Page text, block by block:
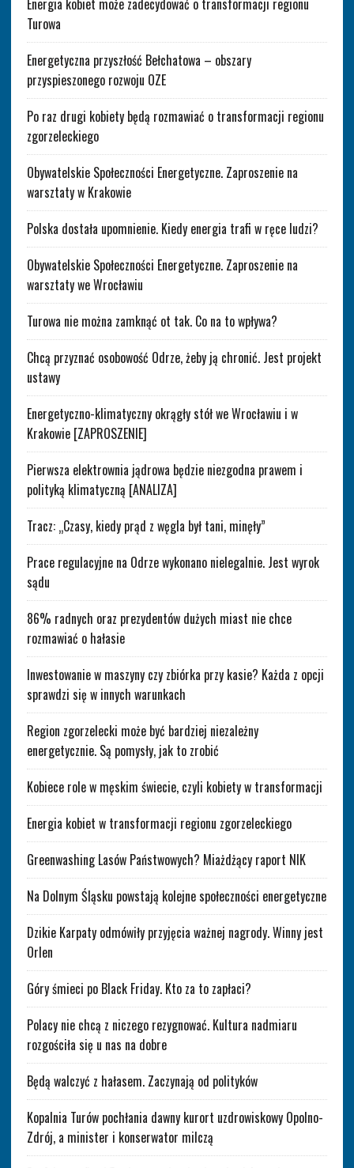
Energia kobiet może zadecydować o transformacji regionu
Turowa
Energetyczna przyszłość Bełchatowa – obszary
przyspieszonego rozwoju OZE
Po raz drugi kobiety będą rozmawiać o transformacji regionu
zgorzeleckiego
Obywatelskie Społeczności Energetyczne. Zaproszenie na
warsztaty w Krakowie
Polska dostała upomnienie. Kiedy energia trafi w ręce ludzi?
Obywatelskie Społeczności Energetyczne. Zaproszenie na
warsztaty we Wrocławiu
Turowa nie można zamknąć ot tak. Co na to wpływa?
Chcą przyznać osobowość Odrze, żeby ją chronić. Jest projekt
ustawy
Energetyczno-klimatyczny okrągły stół we Wrocławiu i w
Krakowie [ZAPROSZENIE]
Pierwsza elektrownia jądrowa będzie niezgodna prawem i
polityką klimatyczną [ANALIZA]
Tracz: „Czasy, kiedy prąd z węgla był tani, minęły”
Prace regulacyjne na Odrze wykonano nielegalnie. Jest wyrok
sądu
86% radnych oraz prezydentów dużych miast nie chce
rozmawiać o hałasie
Inwestowanie w maszyny czy zbiórka przy kasie? Każda z opcji
sprawdzi się w innych warunkach
Region zgorzelecki może być bardziej niezależny
energetycznie. Są pomysły, jak to zrobić
Kobiece role w męskim świecie, czyli kobiety w transformacji
Energia kobiet w transformacji regionu zgorzeleckiego
Greenwashing Lasów Państwowych? Miażdżący raport NIK
Na Dolnym Śląsku powstają kolejne społeczności energetyczne
Dzikie Karpaty odmówiły przyjęcia ważnej nagrody. Winny jest
Orlen
Góry śmieci po Black Friday. Kto za to zapłaci?
Polacy nie chcą z niczego rezygnować. Kultura nadmiaru
rozgościła się u nas na dobre
Będą walczyć z hałasem. Zaczynają od polityków
Kopalnia Turów pochłania dawny kurort uzdrowiskowy Opolno-
Zdrój, a minister i konserwator milczą